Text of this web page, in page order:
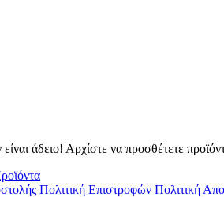
άδειο! Αρχίστε να προσθέτετε
Πολιτική Επιστροφών Πολιτική